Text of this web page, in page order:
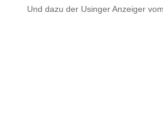
Und dazu der Usinger Anzeiger